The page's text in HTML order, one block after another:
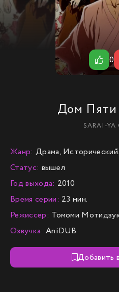
Дом Пяти
SARAI-YA
0
Жанр: Драма,
Статус: вышел
Год выхода: 2010
Время серии: 23 мин.
Режиссер: Томоми
Озвучка: AniDUB
Добавить